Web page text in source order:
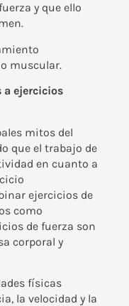
y que ello
muscular.
a ejercicios
mitos del
que el trabajo de
en cuanto a
ejercicios de
como
de fuerza son
corporal y
físicas
la velocidad y la